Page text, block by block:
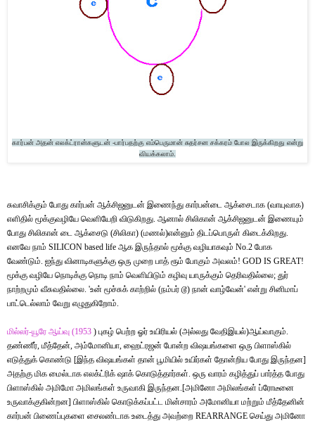
கார்பன் அதன் எலக்ட்ரான்களுடன் -பார்பதற்கு எம்பெருமான் சுதர்சன சக்கரம் போல இருக்கிறது என்று
வியக்கலாம்.
சுவாசிக்கும் போது கார்பன் ஆக்சிஜனுடன் இணைந்து கார்பன்டை ஆக்சைடாக (வாயுவாக)
எளிதில் மூக்குவழியே வெளியேறி விடுகிறது. ஆனால் சிலிகான் ஆக்சிஜனுடன் இணையும்
போது சிலிகான் டை ஆக்சைடு (சிலிகா) (மணல்)என்னும் திடப்பொருள் கிடைக்கிறது.
எனவே நாம் SILICON based life ஆக இருந்தால் மூக்கு வழியாகவும் No.2 போக
வேண்டும். ஐந்து வினாடிகளுக்கு ஒரு முறை பாத் ரூம் போகும் அவலம்! GOD IS GREAT!
மூக்கு வழியே நொடிக்கு நொடி நாம் வெளியிடும் கழிவு யாருக்கும் தெரிவதில்லை; துர்
நாற்றமும் வீசுவதில்லை. 'உன் மூச்சுக் காற்றில் (நம்பர் டூ) நான் வாழ்வேன்' என்று சினிமாப்
பாட்டெல்லாம் வேறு எழுதுகிறோம்.
மில்லர்-யூரே ஆய்வு (1953 ) புகழ் பெற்ற ஓர் உயிரியல் (அல்லது வேதிஇயல்)ஆய்வாகும்.
தண்ணீர், மீத்தேன், அம்மோனியா, ஹைட்ரஜன் போன்ற விஷயங்களை ஒரு பிளாஸ்கில்
எடுத்துக் கொண்டு [இந்த விஷயங்கள் தான் பூமியில் உயிர்கள் தோன்றிய போது இருந்தன]
அதற்கு மிக மைல்டாக எலக்ட்ரிக் ஷாக் கொடுத்தார்கள். ஒரு வாரம் கழித்துப் பார்த்த போது
பிளாஸ்கில் அமிமோ அமிலங்கள் உருவாகி இருந்தன.[அமினோ அமிலங்கள் ப்ரோடீனை
உருவாக்குகின்றன] பிளாஸ்கில் கொடுக்கப்பட்ட மின்சாரம் அமோனியா மற்றும் மீத்தேனின்
கார்பன் பிணைப்புகளை சைலண்டாக உடைத்து அவற்றை REARRANGE செய்து அமினோ